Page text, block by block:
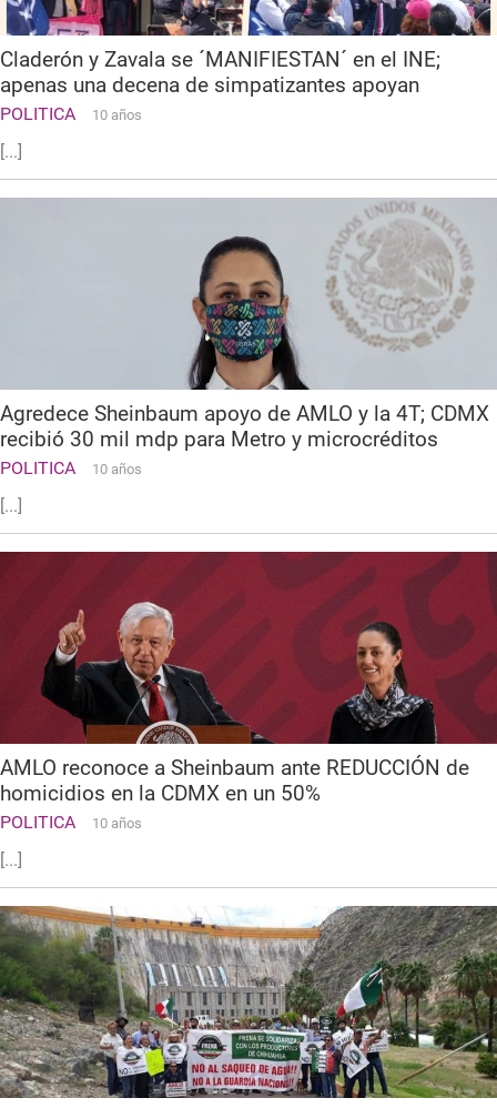
Claderón y Zavala se ´MANIFIESTAN´ en el INE;
apenas una decena de simpatizantes apoyan
POLITICA 10 años
[...]
Agredece Sheinbaum apoyo de AMLO y la 4T; CDMX
recibió 30 mil mdp para Metro y microcréditos
POLITICA 10 años
[...]
AMLO reconoce a Sheinbaum ante REDUCCIÓN de
homicidios en la CDMX en un 50%
POLITICA 10 años
[...]